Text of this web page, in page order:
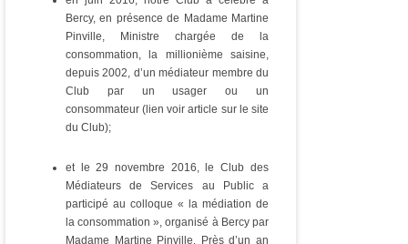
Bercy, en présence de Madame Martine
Pinville, Ministre chargée de la
consommation, la millionième saisine,
depuis 2002, d’un médiateur membre du
Club par un usager ou un
consommateur (lien voir article sur le site
du Club);
et le 29 novembre 2016, le Club des
Médiateurs de Services au Public a
participé au colloque « la médiation de
la consommation », organisé à Bercy par
Madame Martine Pinville. Près d’un an